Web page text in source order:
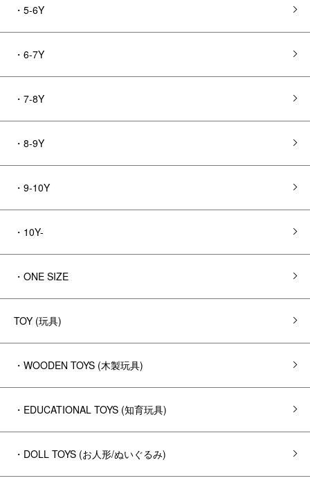
・5-6Y
・6-7Y
・7-8Y
・8-9Y
・9-10Y
・10Y-
・ONE SIZE
TOY (玩具)
・WOODEN TOYS (木製玩具)
・EDUCATIONAL TOYS (知育玩具)
・DOLL TOYS (お人形/ぬいぐるみ)